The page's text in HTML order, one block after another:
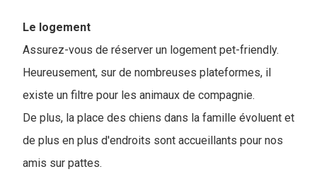
Le logement
Assurez-vous de réserver un logement pet-friendly.
Heureusement, sur de nombreuses plateformes, il
existe un filtre pour les animaux de compagnie.
De plus, la place des chiens dans la famille évoluent et
de plus en plus d'endroits sont accueillants pour nos
amis sur pattes.